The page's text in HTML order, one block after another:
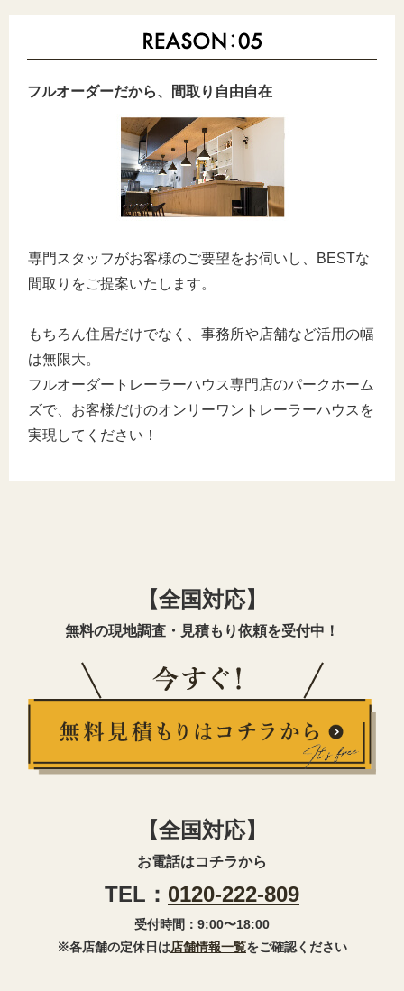
フルオーダーだから、間取り自由自在
専門スタッフがお客様のご要望をお伺いし、BESTな
間取りをご提案いたします。
もちろん住居だけでなく、事務所や店舗など活用の幅
は無限大。
フルオーダートレーラーハウス専門店のパークホーム
ズで、お客様だけのオンリーワントレーラーハウスを
実現してください！
【全国対応】
無料の現地調査・見積もり依頼を受付中！
【全国対応】
お電話はコチラから
TEL： 0120-222-809
受付時間：9:00〜18:00
※各店舗の定休日は店舗情報一覧をご確認ください